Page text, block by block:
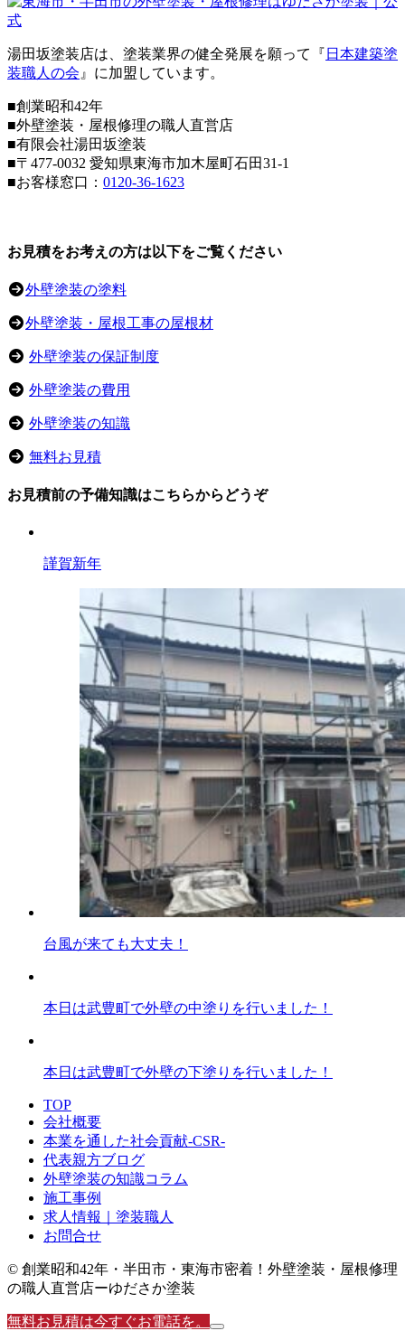
湯田坂塗装店は、塗装業界の健全発展を願って『 日本建築塗
装職人の会』に加盟しています。
■創業昭和42年
■外壁塗装・屋根修理の職人直営店
■有限会社湯田坂塗装
■〒 477-0032 愛知県東海市加木屋町石田31-1
■お客様窓口： 0120-36-1623
お見積をお考えの方は以下をご覧ください
外壁塗装の塗料
外壁塗装・屋根工事の屋根材
外壁塗装の保証制度
外壁塗装の費用
外壁塗装の知識
無料お見積
お見積前の予備知識はこちらからどうぞ
謹賀新年
台風が来ても大丈夫！
本日は武豊町で外壁の中塗りを行いました！
本日は武豊町で外壁の下塗りを行いました！
TOP
会社概要
本業を通した社会貢献-CSR-
代表親方ブログ
外壁塗装の知識コラム
施工事例
求人情報｜塗装職人
お問合せ
© 創業昭和42年・半田市・東海市密着！外壁塗装・屋根修理
の職人直営店ーゆださか塗装
無料お見積は今すぐお電話を。